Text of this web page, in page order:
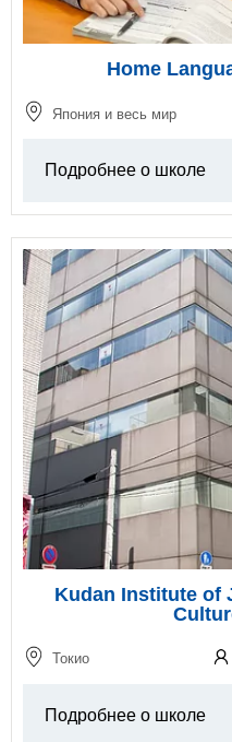
Home
Япония и весь мир
Подробнее о школе
Kudan Institute of
Токио
Подробнее о школе